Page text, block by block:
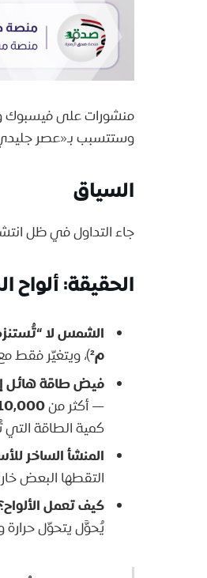
منشورات على فيسبوك
وستتسبب بـ«عصر
السياق
جاء التداول في ظل
الحقيقة:
الشمس لا
م² )، ويتغيّر فقط
فيض طاقة هائل
— أكثر من10,000
كمية الطاقة
المنشأ الساخر
التقطها البعض
كيف تعمل
يُحوَّل يتحوّل